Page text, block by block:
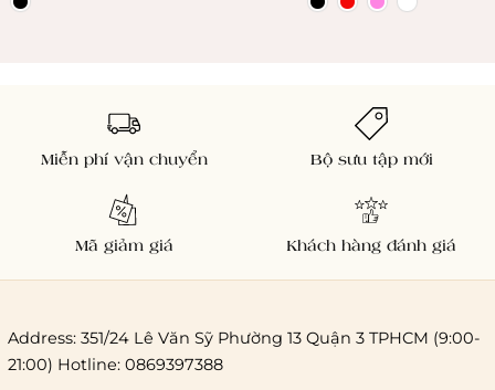
Chi phí giao hàng
Miễn phí vận chuyển Bộ sưu tập mới
Mã giảm giá Khách hàng đánh giá
Address: 351/24 Lê Văn Sỹ Phường 13 Quận 3 TPHCM (9:00-
21:00) Hotline: 0869397388